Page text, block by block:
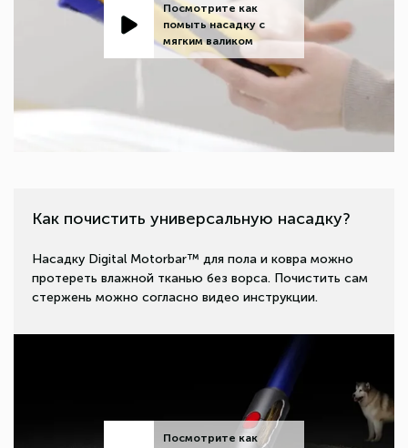
Посмотрите как
помыть насадку с
мягким валиком
Как почистить универсальную насадку?
Насадку Digital Motorbar™ для пола и ковра можно
протереть влажной тканью без ворса. Почистить сам
стержень можно согласно видео инструкции.
Посмотрите как